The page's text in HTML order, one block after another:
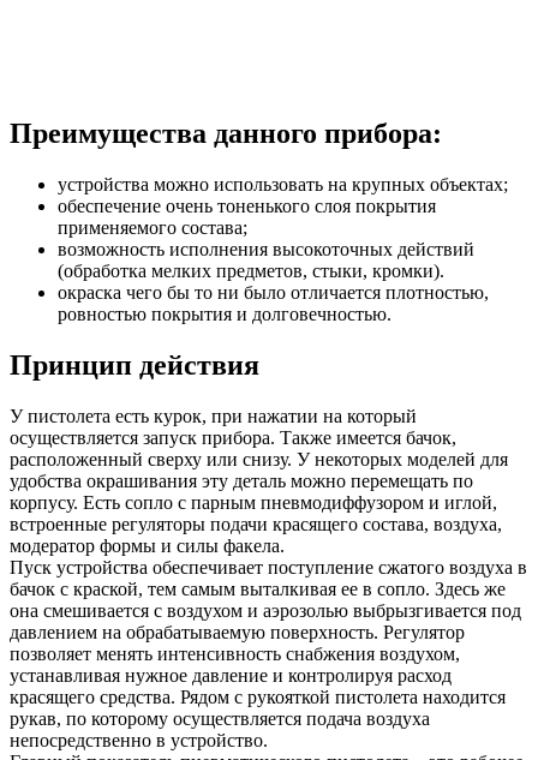
Преимущества данного прибора:
устройства можно использовать на крупных объектах;
обеспечение очень тоненького слоя покрытия
применяемого состава;
возможность исполнения высокоточных действий
(обработка мелких предметов, стыки, кромки).
окраска чего бы то ни было отличается плотностью,
ровностью покрытия и долговечностью.
Принцип действия
У пистолета есть курок, при нажатии на который
осуществляется запуск прибора. Также имеется бачок,
расположенный сверху или снизу. У некоторых моделей для
удобства окрашивания эту деталь можно перемещать по
корпусу. Есть сопло с парным пневмодиффузором и иглой,
встроенные регуляторы подачи красящего состава, воздуха,
модератор формы и силы факела.
Пуск устройства обеспечивает поступление сжатого воздуха в
бачок с краской, тем самым выталкивая ее в сопло. Здесь же
она смешивается с воздухом и аэрозолью выбрызгивается под
давлением на обрабатываемую поверхность. Регулятор
позволяет менять интенсивность снабжения воздухом,
устанавливая нужное давление и контролируя расход
красящего средства. Рядом с рукояткой пистолета находится
рукав, по которому осуществляется подача воздуха
непосредственно в устройство.